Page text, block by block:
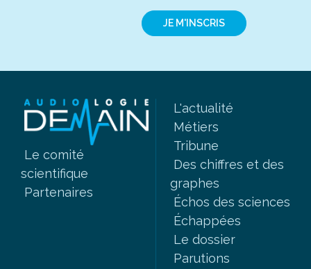
JE M'INSCRIS
Le comité
scientifique
Partenaires
L'actualité
Métiers
Tribune
Des chiffres et des
graphes
Échos des sciences
Échappées
Le dossier
Parutions